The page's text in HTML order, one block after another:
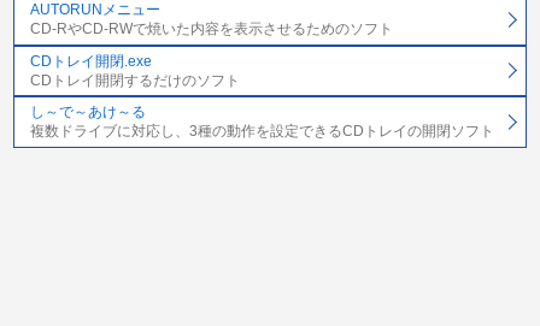
AUTORUNメニュー
CD-RやCD-RWで焼いた内容を表示させるためのソフト
CDトレイ開閉.exe
CDトレイ開閉するだけのソフト
し～で～あけ～る
複数ドライブに対応し、3種の動作を設定できるCDトレイの開閉ソフト